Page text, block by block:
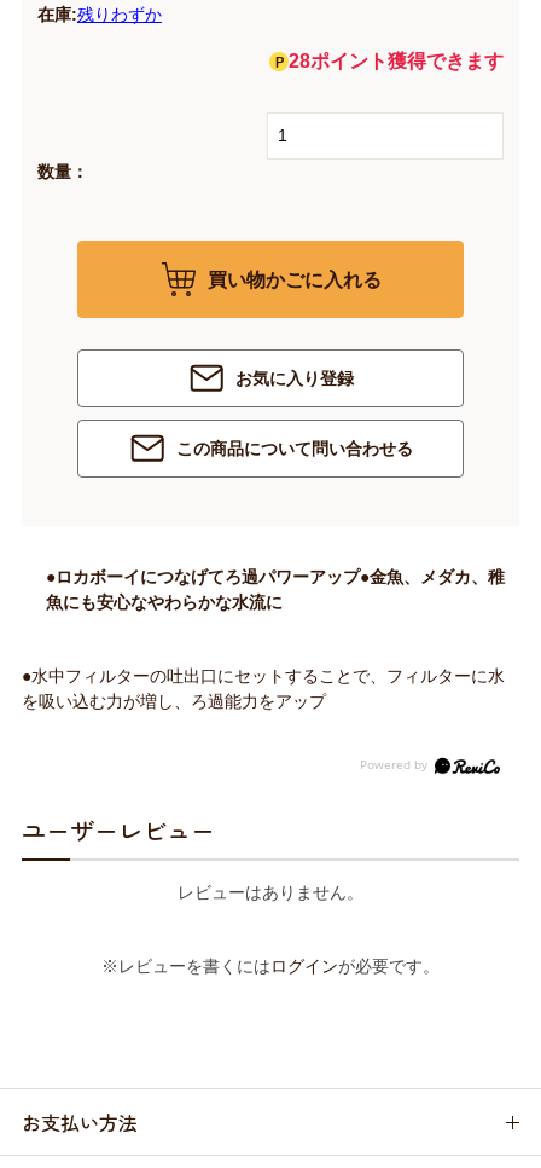
在庫:残りわずか
28ポイント獲得できます
数量：
買い物かごに入れる
お気に入り登録
この商品について問い合わせる
●ロカボーイにつなげてろ過パワーアップ●金魚、メダカ、稚
魚にも安心なやわらかな水流に
●水中フィルターの吐出口にセットすることで、フィルターに水
を吸い込む力が増し、ろ過能力をアップ
ユーザーレビュー
レビューはありません。
※レビューを書くにはログインが必要です。
お支払い方法